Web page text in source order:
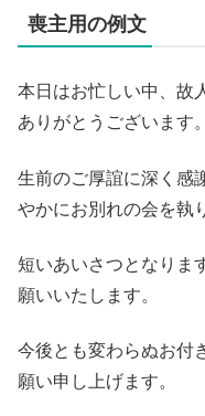
喪主用の例文
本日はお忙しい中、故
ありがとうございます。
生前のご厚誼に深く感
やかにお別れの会を執
短いあいさつとなりま
願いいたします。
今後とも変わらぬお付
願い申し上げます。